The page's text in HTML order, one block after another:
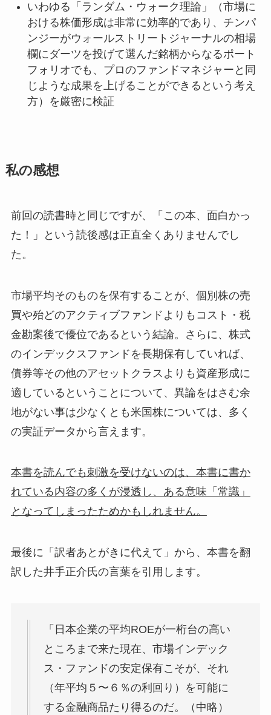
いわゆる「ランダム・ウォーク理論」（市場に
おける株価形成は非常に効率的であり、チンパ
ンジーがウォールストリートジャーナルの相場
欄にダーツを投げて選んだ銘柄からなるポート
フォリオでも、プロのファンドマネジャーと同
じような成果を上げることができるという考え
方）を厳密に検証
私の感想
前回の読書時と同じですが、「この本、面白かっ
た！」という読後感は正直全くありませんでし
た。
市場平均そのものを保有することが、個別株の売
買や殆どのアクティブファンドよりもコスト・税
金勘案後で優位であるという結論。さらに、株式
のインデックスファンドを長期保有していれば、
債券等その他のアセットクラスよりも資産形成に
適しているということについて、異論をはさむ余
地がない事は少なくとも米国株については、多く
の実証データから言えます。
本書を読んでも刺激を受けないのは、本書に書か
れている内容の多くが浸透し、ある意味「常識」
となってしまったためかもしれません。
最後に「訳者あとがきに代えて」から、本書を翻
訳した井手正介氏の言葉を引用します。
「日本企業の平均ROEが一桁台の高い
ところまで来た現在、市場インデック
ス・ファンドの安定保有こそが、それ
（年平均５〜６％の利回り）を可能に
する金融商品たり得るのだ。（中略）